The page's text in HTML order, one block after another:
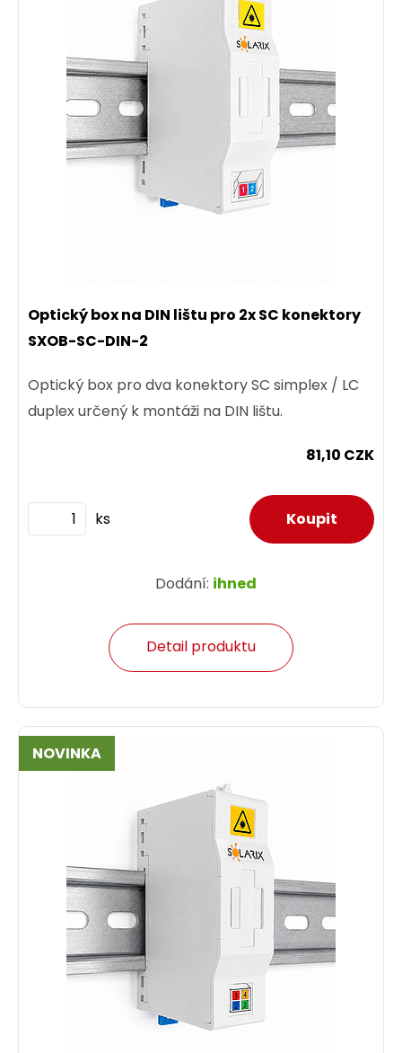
Optický box na DIN lištu pro 2x SC konektory
SXOB-SC-DIN-2
Optický box pro dva konektory SC simplex / LC
duplex určený k montáži na DIN lištu.
81,10 CZK
ks
Dodání: ihned
Detail produktu
NOVINKA